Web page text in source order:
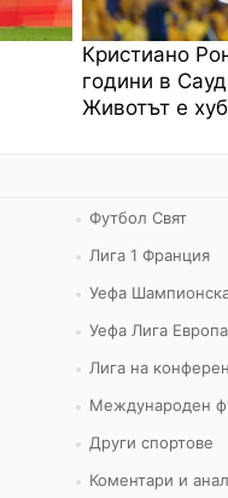
Кристиано
години в
Животът е
Футбол Свят
Лига 1 Франция
Уефа
Уефа Лига Европа
Лига на
Международен
Други спортове
Коментари и